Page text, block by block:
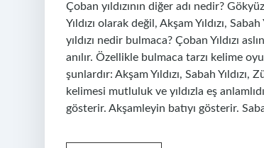
Çoban yıldızının diğer adı nedir?
Yıldızı olarak değil, Akşam Yıldızı,
yıldızı nedir bulmaca? Çoban Yıldızı
anılır. Özellikle bulmaca tarzı kelime
şunlardır: Akşam Yıldızı, Sabah Yıldızı,
kelimesi mutluluk ve yıldızla eş
gösterir. Akşamleyin batıyı gösterir.